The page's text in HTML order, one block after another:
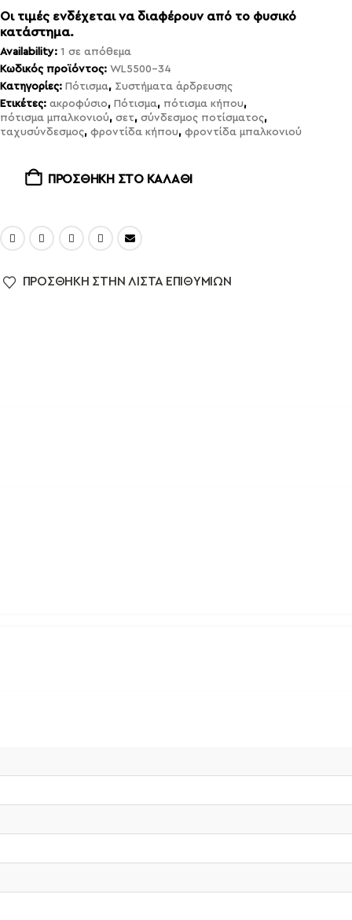
Οι τιμές ενδέχεται να διαφέρουν από το φυσικό
κατάστημα.
Availability: 1 σε απόθεμα
Κωδικός προϊόντος: WL5500-34
Κατηγορίες: Πότισμα, Συστήματα άρδρευσης
Ετικέτες: ακροφύσιο, Πότισμα, πότισμα κήπου,
πότισμα μπαλκονιού, σετ, σύνδεσμος ποτίσματος,
ταχυσύνδεσμος, φροντίδα κήπου, φροντίδα μπαλκονιού
ΠΡΟΣΘΉΚΗ ΣΤΟ ΚΑΛΆΘΙ
ΠΡΌΣΘΉΚΗ ΣΤΗΝ ΛΊΣΤΑ ΕΠΙΘΥΜΙΏΝ